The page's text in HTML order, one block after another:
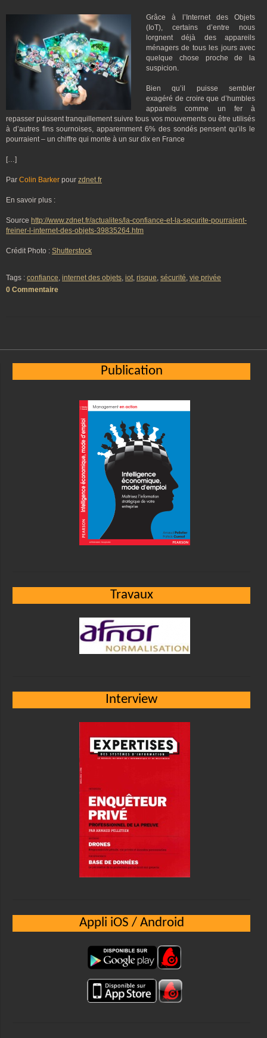
Grâce à l’Internet des Objets
(IoT), certains d’entre nous
lorgnent déjà des appareils
ménagers de tous les jours avec
quelque chose proche de la
suspicion.
Bien qu’il puisse sembler
exagéré de croire que d’humbles
appareils comme un fer à
repasser puissent tranquillement suivre tous vos mouvements ou être utilisés
à d’autres fins sournoises, apparemment 6% des sondés pensent qu’ils le
pourraient – un chiffre qui monte à un sur dix en France
[…]
Par Colin Barker pour zdnet.fr
En savoir plus :
Source http://www.zdnet.fr/actualites/la-confiance-et-la-securite-pourraient-
freiner-l-internet-des-objets-39835264.htm
Crédit Photo : Shutterstock
Tags : confiance, internet des objets, iot, risque, sécurité, vie privée
0 Commentaire
Publication
Travaux
Interview
Appli iOS / Android